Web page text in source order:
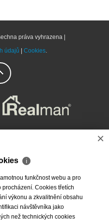
práva vyhrazena |
údajů
Cookies.
×
ℹ
funkčnost webu a pro
Cookies třetích
výkonu a zkvalitnění obsahu
návštěvníka jako
než technických cookies